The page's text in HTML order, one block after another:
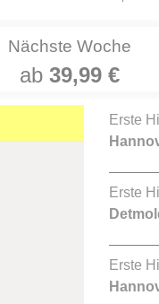
Nächste Woche
ab 39,99 €
Erste
Erste
Erste